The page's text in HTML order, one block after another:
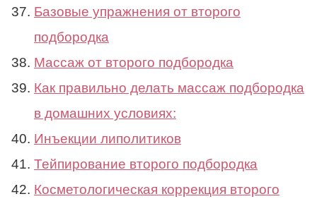
Базовые упражнения от второго
подбородка
Массаж от второго подбородка
Как правильно делать массаж подбородка
в домашних условиях:
Инъекции липолитиков
Тейпирование второго подбородка
Косметологическая коррекция второго